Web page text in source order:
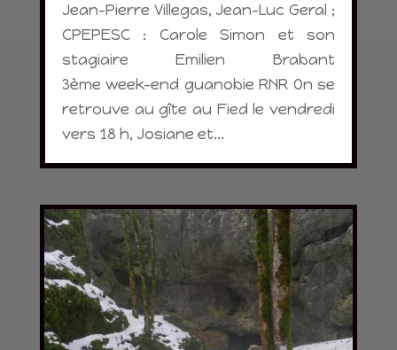
Jean-Pierre Villegas, Jean-Luc Geral ;
CPEPESC : Carole Simon et son
stagiaire Emilien Brabant
3ème week-end guanobie RNR On se
retrouve au gîte au Fied le vendredi
vers 18 h, Josiane et...